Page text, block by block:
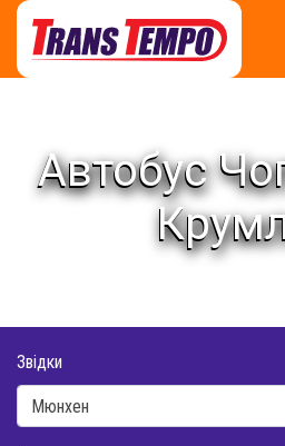
Автобус
Звідки